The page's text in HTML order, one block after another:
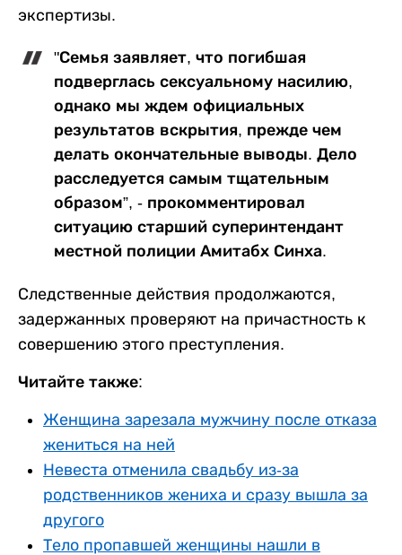
экспертизы.
"Семья заявляет, что погибшая
подверглась сексуальному насилию,
однако мы ждем официальных
результатов вскрытия, прежде чем
делать окончательные выводы. Дело
расследуется самым тщательным
образом”, - прокомментировал
ситуацию старший суперинтендант
местной полиции Амитабх Синха.
Следственные действия продолжаются,
задержанных проверяют на причастность к
совершению этого преступления.
Читайте также:
Женщина зарезала мужчину после отказа
жениться на ней
Невеста отменила свадьбу из-за
родственников жениха и сразу вышла за
другого
Тело пропавшей женщины нашли в